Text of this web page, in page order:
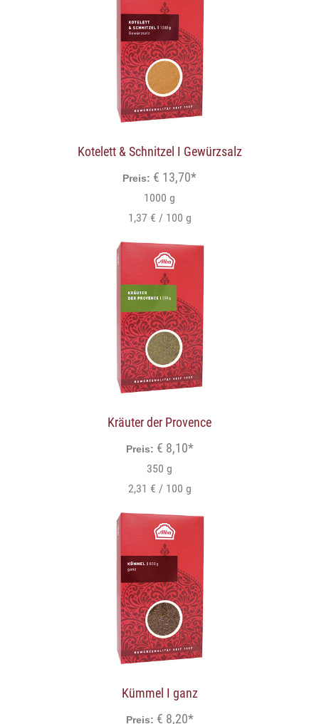
Kotelett & Schnitzel I Gewürzsalz
Preis: € 13,70*
1000 g
1,37 € / 100 g
Kräuter der Provence
Preis: € 8,10*
350 g
2,31 € / 100 g
Kümmel I ganz
Preis: € 8,20*